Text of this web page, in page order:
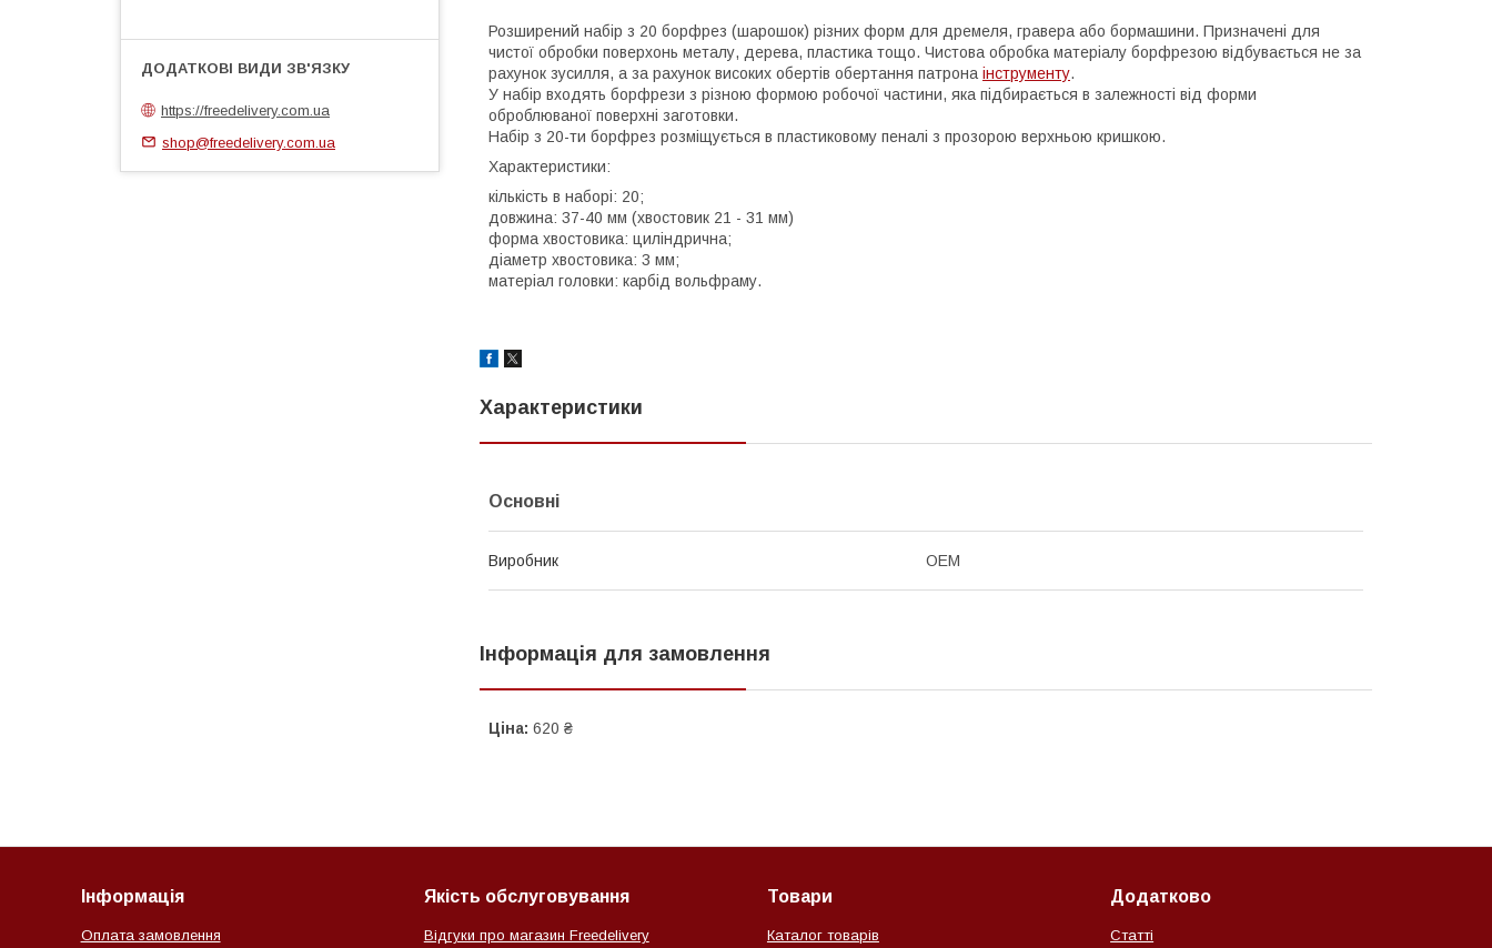
Розширений набір з 20 борфрез (шарошок) різних форм для дремеля, гравера або бормашини. Призначені для
чистої обробки поверхонь металу, дерева, пластика тощо. Чистова обробка матеріалу борфрезою відбувається не за
рахунок зусилля, а за рахунок високих обертів обертання патрона інструменту.
У набір входять борфрези з різною формою робочої частини, яка підбирається в залежності від форми
оброблюваної поверхні заготовки.
Набір з 20-ти борфрез розміщується в пластиковому пеналі з прозорою верхньою кришкою.
Характеристики:
кількість в наборі: 20;
довжина: 37-40 мм (хвостовик 21 - 31 мм)
форма хвостовика: циліндрична;
діаметр хвостовика: 3 мм;
матеріал головки: карбід вольфраму.
Характеристики
Основні
Виробник OEM
Інформація для замовлення
Ціна: 620 ₴
https://freedelivery.com.ua
shop@freedelivery.com.ua
Інформація
Оплата замовлення
Якість обслуговування
Відгуки про магазин Freedelivery
Товари
Каталог товарів
Додатково
Статті